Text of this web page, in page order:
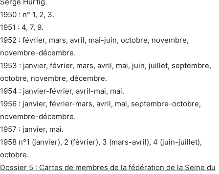
1950 : n° 1, 2, 3.
1951 : 4, 7, 9.
1952 : février, mars, avril, mai-juin, octobre, novembre,
novembre-décembre.
1953 : janvier, février, mars, avril, mai, juin, juillet, septembre,
octobre, novembre, décembre.
1954 : janvier-février, avril-mai, mai.
1956 : janvier, février-mars, avril, mai, septembre-octobre,
novembre-décembre.
1957 : janvier, mai.
1958 n°1 (janvier), 2 (février), 3 (mars-avril), 4 (juin-juillet),
octobre.
Dossier 5 : Cartes de membres de la fédération de la Seine du